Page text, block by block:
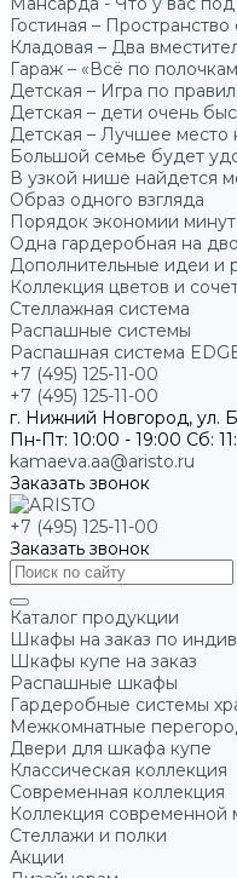
Гостиная –
Кладовая – Два
Гараж – «Всё по
Детская – Игра по
Детская – дети очень
Детская – Лучшее место
Большой семье будет
В узкой нише найдется
Образ одного взгляда
Порядок экономии минут
Одна гардеробная на
Дополнительные идеи и
Коллекция цветов и
Стеллажная система
Распашные системы
Распашная система
+7 (495) 125-11-00
+7 (495) 125-11-00
г. Нижний Новгород, ул.
Пн-Пт: 10:00 - 19:00 Сб:
kamaeva.aa@aristo.ru
Заказать звонок
+7 (495) 125-11-00
Заказать звонок
Каталог продукции
Шкафы на заказ по
Шкафы купе на заказ
Распашные шкафы
Гардеробные системы
Межкомнатные
Двери для шкафа купе
Классическая коллекция
Современная коллекция
Коллекция современной
Стеллажи и полки
Акции